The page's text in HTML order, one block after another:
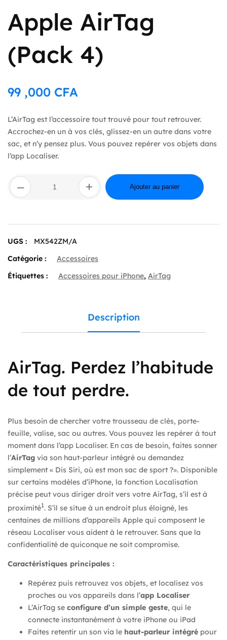
Apple AirTag
(Pack 4)
99 ,000 CFA
L’AirTag est l’accessoire tout trouvé pour tout retrouver.
Accrochez-en un à vos clés, glissez-en un autre dans votre
sac, et n’y pensez plus. Vous pouvez repérer vos objets dans
l’app Localiser.
–
quantité
de
Apple
4)
+ Ajouter au panier
UGS :
MX542ZM/A
Catégorie :
Accessoires
Étiquettes :
Accessoires pour iPhone, AirTag
Description
AirTag. Perdez l’habitude
de tout perdre.
Plus besoin de chercher votre trousseau de clés, porte-
feuille, valise, sac ou autres. Vous pouvez les repérer à tout
moment dans l’app Localiser. En cas de besoin, faites sonner
l’AirTag via son haut-parleur intégré ou demandez
simplement « Dis Siri, où est mon sac de sport ?». Disponible
sur certains modèles d’iPhone, la fonction Localisation
précise peut vous diriger droit vers votre AirTag, s’il est à
proximité1. S’il se situe à un endroit plus éloigné, les
centaines de millions d’appareils Apple qui composent le
réseau Localiser vous aident à le retrouver. Sans que la
confidentialité de quiconque ne soit compromise.
Caractéristiques principales :
Repérez puis retrouvez vos objets, et localisez vos
proches ou vos appareils dans l’app Localiser
L’AirTag se configure d’un simple geste, qui le
connecte instantanément à votre iPhone ou iPad
Faites retentir un son via le haut-parleur intégré pour